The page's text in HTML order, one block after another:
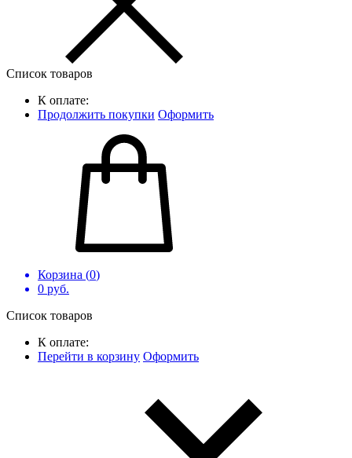
Список товаров
К оплате:
Продолжить покупки Оформить
Корзина (0)
0 руб.
Список товаров
К оплате:
Перейти в корзину Оформить